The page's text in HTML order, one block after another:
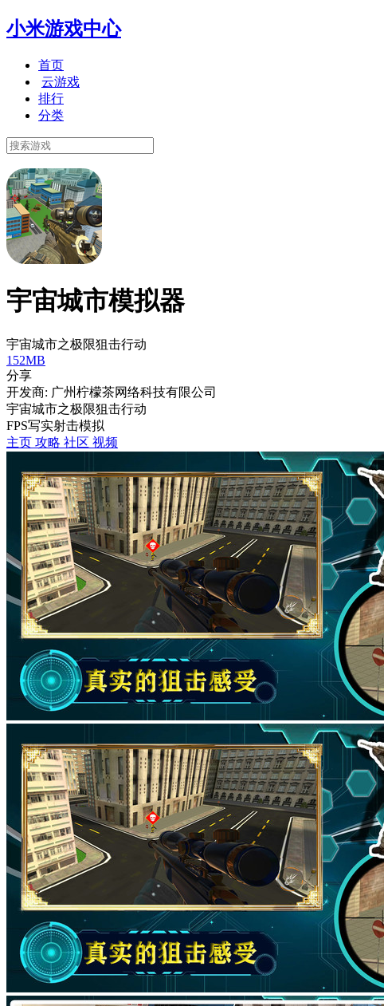
小米游戏中心
首页
云游戏
排行
分类
宇宙城市模拟器
宇宙城市之极限狙击行动
152MB
分享
开发商: 广州柠檬茶网络科技有限公司
宇宙城市之极限狙击行动
FPS写实射击模拟
主页 攻略 社区 视频